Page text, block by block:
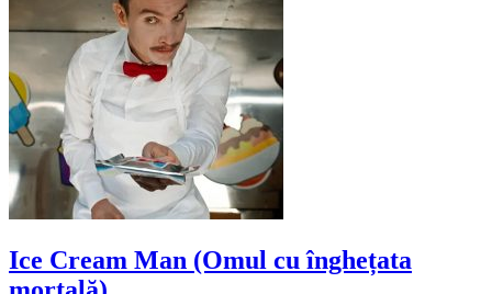
Ice Cream Man (Omul cu înghețata